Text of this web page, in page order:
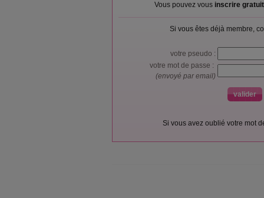
Vous pouvez vous inscrire
Si vous êtes déjà membre,
votre pseudo :
votre mot de passe :
(envoyé par email)
Si vous avez oublié votre mot